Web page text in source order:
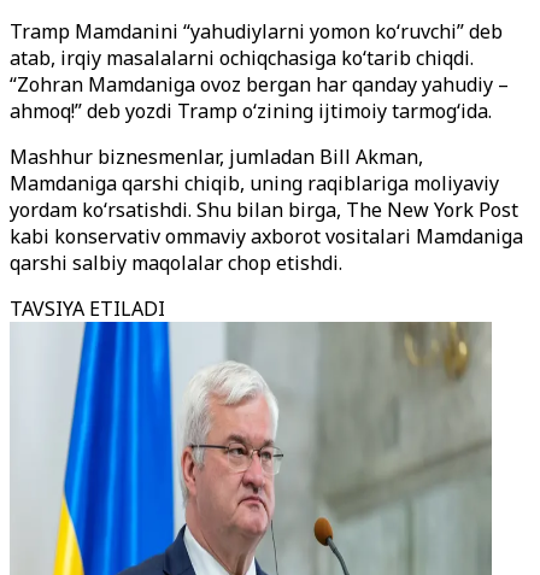
Tramp Mamdanini “yahudiylarni yomon ko‘ruvchi” deb
atab, irqiy masalalarni ochiqchasiga ko‘tarib chiqdi.
“Zohran Mamdaniga ovoz bergan har qanday yahudiy –
ahmoq!” deb yozdi Tramp o‘zining ijtimoiy tarmog‘ida.
Mashhur biznesmenlar, jumladan Bill Akman,
Mamdaniga qarshi chiqib, uning raqiblariga moliyaviy
yordam ko‘rsatishdi. Shu bilan birga, The New York Post
kabi konservativ ommaviy axborot vositalari Mamdaniga
qarshi salbiy maqolalar chop etishdi.
TAVSIYA ETILADI